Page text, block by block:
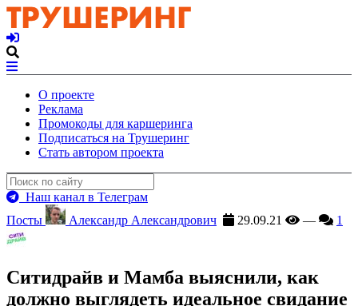
О проекте
Реклама
Промокоды для каршеринга
Подписаться на Трушеринг
Стать автором проекта
Наш канал в Телеграм
Посты
Александр Александрович 29.09.21 — 1
Ситидрайв и Мамба выяснили, как
должно выглядеть идеальное свидание